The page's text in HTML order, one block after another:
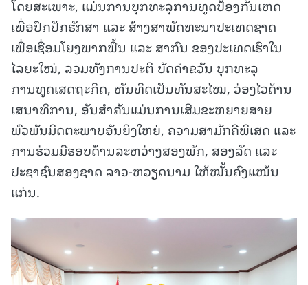
ໂດຍສະເພາະ, ແມ່ນການບຸກທະລຸການທູດປ້ອງກັນເຫດ
ເພື່ອປົກປັກຮັກສາ ແລະ ສ້າງສາພັດທະນາປະເທດຊາດ
ເພື່ອເຊື່ອມໂຍງພາກພື້ນ ແລະ ສາກົນ ຂອງປະເທດເຮົາໃນ
ໄລຍະໃໝ່, ລວມທັງການປະຕິ ບັດຄຳຂວັນ ບຸກທະລຸ
ການທູດເສດຖະກິດ, ຫັນທິດເປັນທັນສະໄໝ, ວ່ອງໄວດ້ານ
ເສນາທິການ, ອັນສໍາຄັນແມ່ນການເສີມຂະຫຍາຍສາຍ
ພົວພັນມິດຕະພາບອັນຍິງໃຫຍ່, ຄວາມສາມັກຄີພິເສດ ແລະ
ການຮ່ວມມືຮອບດ້ານລະຫວ່າງສອງພັກ, ສອງລັດ ແລະ
ປະຊາຊົນສອງຊາດ ລາວ-ຫວຽດນາມ ໃຫ້ໝັ້ນຄົງແໜ້ນ
ແກ່ນ.